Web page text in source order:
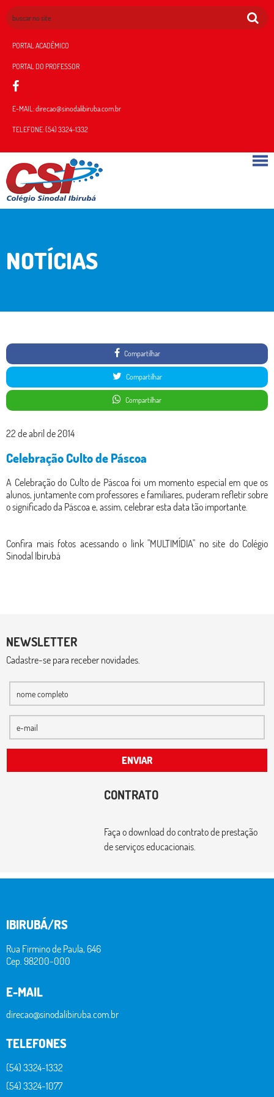
PORTAL ACADÊMICO
PORTAL DO PROFESSOR
E-MAIL:direcao@sinodalibiruba.com.br
TELEFONE:(54) 3324-1332
NOTÍCIAS
Compartilhar
Compartilhar
Compartilhar
22 de abril de 2014
Celebração Culto de Páscoa
A Celebração do Culto de Páscoa foi um momento especial em que os
alunos, juntamente com professores e familiares, puderam refletir sobre
o significado da Páscoa e, assim, celebrar esta data tão importante.
Confira mais fotos acessando o link "MULTIMÍDIA" no site do Colégio
Sinodal Ibirubá
NEWSLETTER
Cadastre-se para receber novidades.
ENVIAR
CONTRATO
Faça o download do contrato de prestação
de serviços educacionais.
IBIRUBÁ/RS
Rua Firmino de Paula, 646
Cep. 98200-000
E-MAIL
direcao@sinodalibiruba.com.br
TELEFONES
(54) 3324-1332
(54) 3324-1077